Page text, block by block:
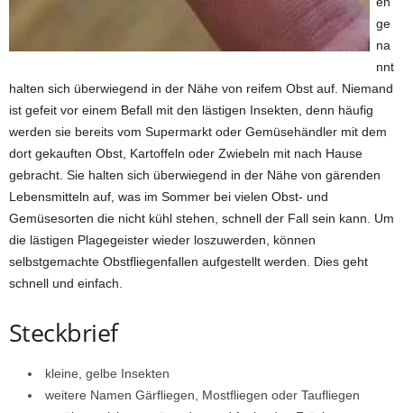
ge
na
nnt
halten sich überwiegend in der Nähe von reifem Obst auf. Niemand
ist gefeit vor einem Befall mit den lästigen Insekten, denn häufig
werden sie bereits vom Supermarkt oder Gemüsehändler mit dem
dort gekauften Obst, Kartoffeln oder Zwiebeln mit nach Hause
gebracht. Sie halten sich überwiegend in der Nähe von gärenden
Lebensmitteln auf, was im Sommer bei vielen Obst- und
Gemüsesorten die nicht kühl stehen, schnell der Fall sein kann. Um
die lästigen Plagegeister wieder loszuwerden, können
selbstgemachte Obstfliegenfallen aufgestellt werden. Dies geht
schnell und einfach.
Steckbrief
kleine, gelbe Insekten
weitere Namen Gärfliegen, Mostfliegen oder Taufliegen